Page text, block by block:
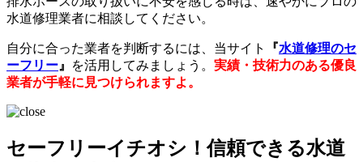
水道修理業者に相談してください。
自分に合った業者を判断するには、当サイト 『水道修理のセ
ーフリー 』 を活用してみましょう。 実績・技術力のある優良
業者が手軽に見つけられますよ。
セーフリーイチオシ！信頼できる水道